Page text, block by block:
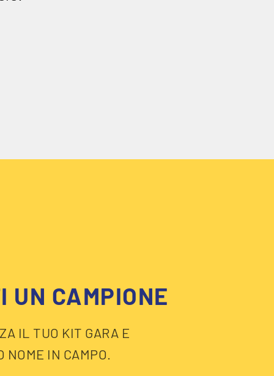
UN CAMPIONE
IL TUO KIT GARA E
NOME IN CAMPO.